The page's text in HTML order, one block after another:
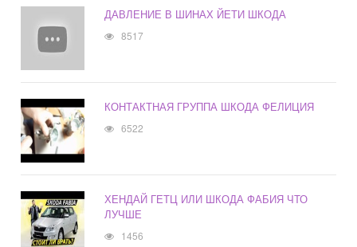
ДАВЛЕНИЕ В ШИНАХ ЙЕТИ ШКОДА
8517
КОНТАКТНАЯ ГРУППА ШКОДА ФЕЛИЦИЯ
6522
ХЕНДАЙ ГЕТЦ ИЛИ ШКОДА ФАБИЯ ЧТО
ЛУЧШЕ
1456